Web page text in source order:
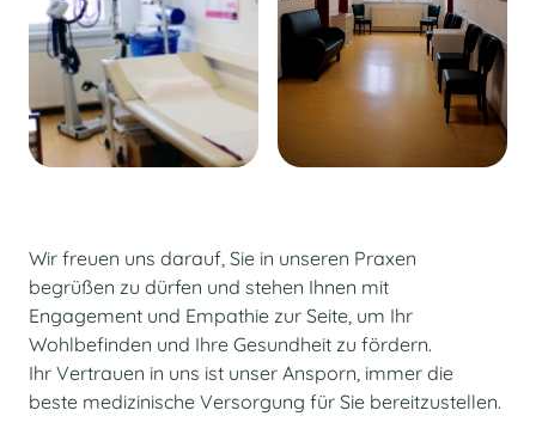
Wir freuen uns darauf, Sie in unseren Praxen
begrüßen zu dürfen und stehen Ihnen mit
Engagement und Empathie zur Seite, um Ihr
Wohlbefinden und Ihre Gesundheit zu fördern.
Ihr Vertrauen in uns ist unser Ansporn, immer die
beste medizinische Versorgung für Sie bereitzustellen.